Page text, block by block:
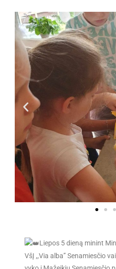
Liepos 5 dieną minint
VšĮ ,,Via alba’’ Senamiesčio